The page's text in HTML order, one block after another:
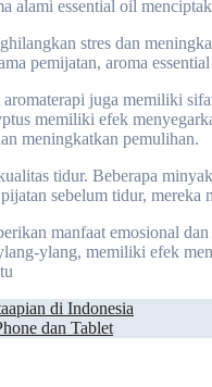
alami essential oil
stres dan
pemijatan, aroma
juga memiliki
memiliki efek
meningkatkan pemulihan.
tidur. Beberapa
sebelum tidur,
manfaat emosional
ylang, memiliki efek
di Indonesia
dan Tablet